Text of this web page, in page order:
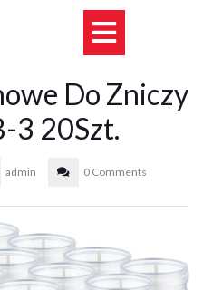
Do Zniczy
3 20Szt.
admin 0 Comments